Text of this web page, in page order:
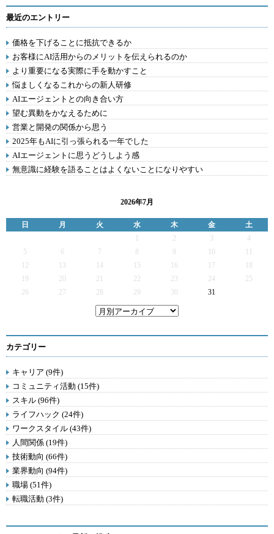
最近のエントリー
価格を下げることに抵抗できるか
お客様にAI活用からのメリットを伝えられるのか
より重要になる実際に手を動かすこと
悩ましくなるこれからの新人研修
AIエージェントとの向き合い方
望む異動をかなえるために
営業と開発の関係から思う
2025年もAIに引っ張られる一年でした
AIエージェントに思うどうしよう感
無意識に経験を語ることはよくないことになりやすい
2026年7月
日 月 火 水 木 金
土
2 3
4
5
6 7 9
12
13 14 15 16 17
19
20 21 22 23 24
25
26
27 28 29 30 31
カテゴリー
キャリア (9件)
コミュニティ活動 (15件)
スキル (96件)
ライフハック (24件)
ワークスタイル (43件)
人間関係 (19件)
技術動向 (66件)
業界動向 (94件)
職場 (51件)
転職活動 (3件)